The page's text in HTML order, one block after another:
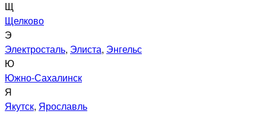
Щ
Щелково
Э
Электросталь, Элиста, Энгельс
Ю
Южно-Сахалинск
Я
Якутск, Ярославль